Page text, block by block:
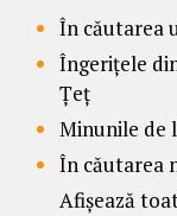
În căutarea
Îngerițele
Țeț
Minunile de
În căutarea
Afișează